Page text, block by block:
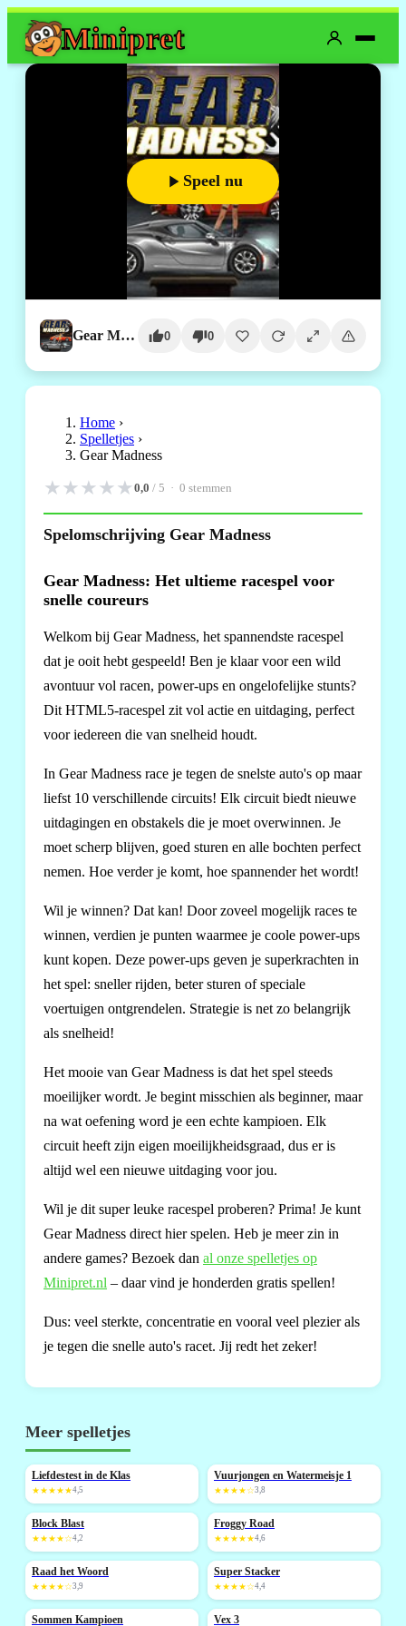
Minipret
Speel nu
Gear Madness 0 0
Home ›
Spelletjes ›
Gear Madness
★★★★★0,0 / 5 · 0 stemmen
Spelomschrijving Gear Madness
Gear Madness: Het ultieme racespel voor
snelle coureurs
Welkom bij Gear Madness, het spannendste racespel
dat je ooit hebt gespeeld! Ben je klaar voor een wild
avontuur vol racen, power-ups en ongelofelijke stunts?
Dit HTML5-racespel zit vol actie en uitdaging, perfect
voor iedereen die van snelheid houdt.
In Gear Madness race je tegen de snelste auto's op maar
liefst 10 verschillende circuits! Elk circuit biedt nieuwe
uitdagingen en obstakels die je moet overwinnen. Je
moet scherp blijven, goed sturen en alle bochten perfect
nemen. Hoe verder je komt, hoe spannender het wordt!
Wil je winnen? Dat kan! Door zoveel mogelijk races te
winnen, verdien je punten waarmee je coole power-ups
kunt kopen. Deze power-ups geven je superkrachten in
het spel: sneller rijden, beter sturen of speciale
voertuigen ontgrendelen. Strategie is net zo belangrijk
als snelheid!
Het mooie van Gear Madness is dat het spel steeds
moeilijker wordt. Je begint misschien als beginner, maar
na wat oefening word je een echte kampioen. Elk
circuit heeft zijn eigen moeilijkheidsgraad, dus er is
altijd wel een nieuwe uitdaging voor jou.
Wil je dit super leuke racespel proberen? Prima! Je kunt
Gear Madness direct hier spelen. Heb je meer zin in
andere games? Bezoek dan al onze spelletjes op
Minipret.nl – daar vind je honderden gratis spellen!
Dus: veel sterkte, concentratie en vooral veel plezier als
je tegen die snelle auto's racet. Jij redt het zeker!
Meer spelletjes
NIEUW
Liefdestest in de Klas
★★★★★4,5
Vuurjongen en Watermeisje 1
★★★★☆3,8
NIEUW
Block Blast
★★★★☆4,2
NIEUW
Froggy Road
★★★★★4,6
Raad het Woord
★★★★☆3,9
NIEUW
Super Stacker
★★★★☆4,4
NIEUW
Sommen Kampioen NIEUW
Vex 3